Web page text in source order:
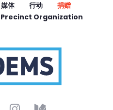
媒体 行动
捐赠
Precinct Organization